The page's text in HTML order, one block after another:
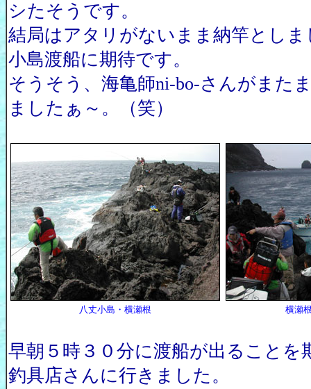
シたそうです。
結局はアタリがないまま納竿とし
小島渡船に期待です。
そうそう、海亀師ni-bo-さんがまた
ましたぁ～。（笑）
八丈小島・横瀬根 横瀬
早朝５時３０分に渡船が出ることを
釣具店さんに行きました。